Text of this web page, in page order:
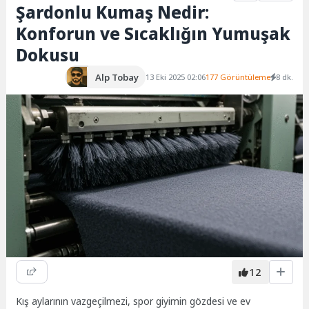
Şardonlu Kumaş Nedir:
Konforun ve Sıcaklığın Yumuşak
Dokusu
Alp Tobay 13 Eki 2025 02:06177 Görüntüleme 8 dk.
12
Kış aylarının vazgeçilmezi, spor giyimin gözdesi ve ev